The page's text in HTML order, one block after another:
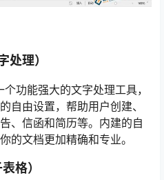
理）
功能强大的文字处理工具，
自由设置，帮助用户创建、
、信函和简历等。内建的自
的文档更加精确和专业。
格）